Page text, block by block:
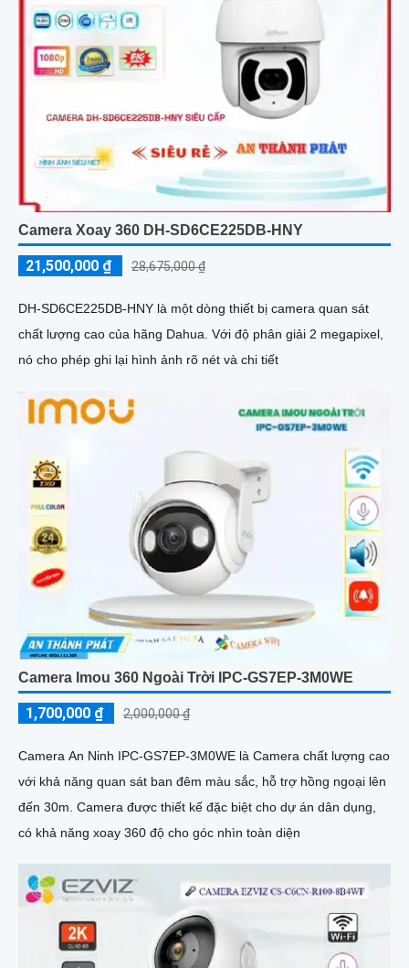
Camera Xoay 360 DH-SD6CE225DB-HNY
21,500,000 ₫ 28,675,000 ₫
DH-SD6CE225DB-HNY là một dòng thiết bị camera quan sát
chất lượng cao của hãng Dahua. Với độ phân giải 2 megapixel,
nó cho phép ghi lại hình ảnh rõ nét và chi tiết
Camera Imou 360 Ngoài Trời IPC-GS7EP-3M0WE
1,700,000 ₫ 2,000,000 ₫
Camera An Ninh IPC-GS7EP-3M0WE là Camera chất lượng cao
với khả năng quan sát ban đêm màu sắc, hỗ trợ hồng ngoại lên
đến 30m. Camera được thiết kế đặc biệt cho dự án dân dụng,
có khả năng xoay 360 độ cho góc nhìn toàn diện